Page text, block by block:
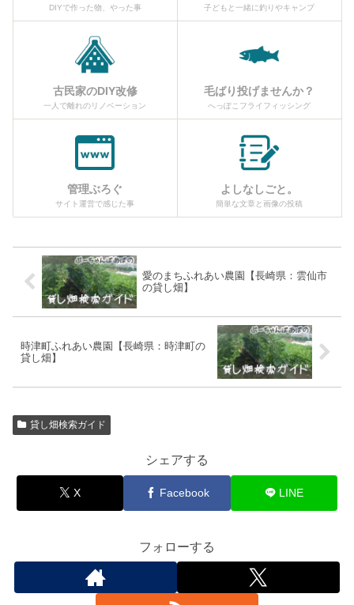
DIYで作った物、やった事 子どもと一緒に釣りやキャンプ
古民家のDIY改修
一人で離れのリノベーション
毛ばり投げませんか？
へっぽこフライフィッシング
管理ぶろぐ
サイト運営で感じた事
よしなしごと。
簡単な文章と画像の投稿
愛のまちふれあい農園【長崎県：雲仙市
の貸し畑】
時津町ふれあい農園【長崎県：時津町の
貸し畑】
貸し畑検索ガイド
シェアする
X Facebook LINE
フォローする